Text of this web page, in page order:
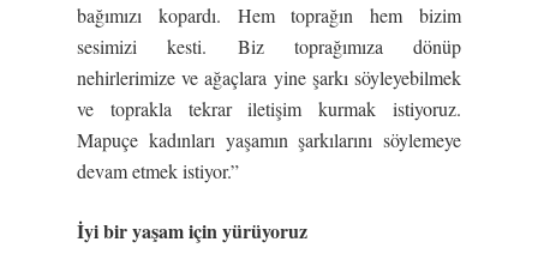
bağımızı kopardı. Hem toprağın hem bizim
sesimizi kesti. Biz toprağımıza dönüp
nehirlerimize ve ağaçlara yine şarkı söyleyebilmek
ve toprakla tekrar iletişim kurmak istiyoruz.
Mapuçe kadınları yaşamın şarkılarını söylemeye
devam etmek istiyor.”
İyi bir yaşam için yürüyoruz